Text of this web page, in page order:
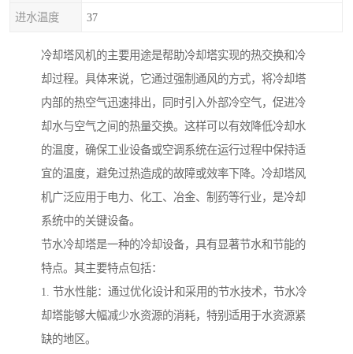
进水温度 37
冷却塔风机的主要用途是帮助冷却塔实现的热交换和冷
却过程。具体来说，它通过强制通风的方式，将冷却塔
内部的热空气迅速排出，同时引入外部冷空气，促进冷
却水与空气之间的热量交换。这样可以有效降低冷却水
的温度，确保工业设备或空调系统在运行过程中保持适
宜的温度，避免过热造成的故障或效率下降。冷却塔风
机广泛应用于电力、化工、冶金、制药等行业，是冷却
系统中的关键设备。
节水冷却塔是一种的冷却设备，具有显著节水和节能的
特点。其主要特点包括：
1. 节水性能：通过优化设计和采用的节水技术，节水冷
却塔能够大幅减少水资源的消耗，特别适用于水资源紧
缺的地区。